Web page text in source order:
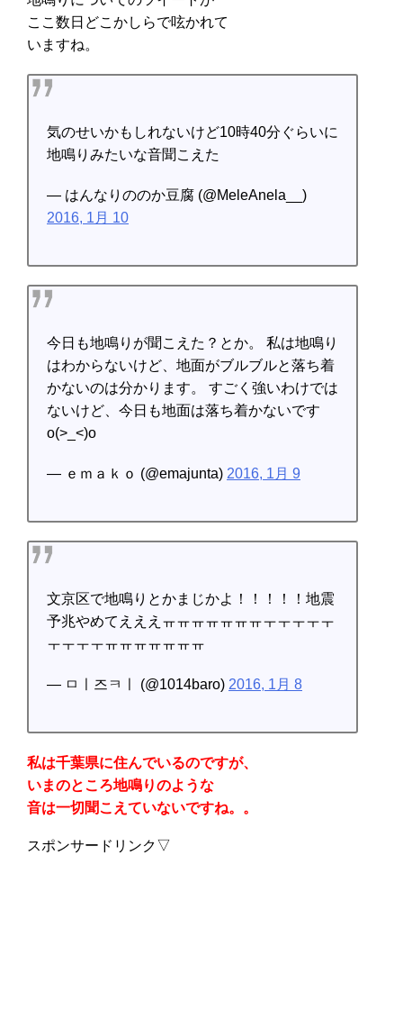
ここ数日どこかしらで呟かれて
いますね。
気のせいかもしれないけど10時40分ぐらいに
地鳴りみたいな音聞こえた
— はんなりののか豆腐 (@MeleAnela__)
2016, 1月 10
今日も地鳴りが聞こえた？とか。 私は地鳴り
はわからないけど、地面がブルブルと落ち着
かないのは分かります。 すごく強いわけでは
ないけど、今日も地面は落ち着かないです
o(>_<)o
— ｅｍａｋｏ (@emajunta) 2016, 1月 9
文京区で地鳴りとかまじかよ！！！！！地震
予兆やめてえええㅠㅠㅠㅠㅠㅠㅠㅜㅜㅜㅜㅜ
ㅜㅜㅜㅜㅠㅠㅠㅠㅠㅠㅠ
— ㅁㅣ즈ㅋㅣ (@1014baro) 2016, 1月 8
私は千葉県に住んでいるのですが、
いまのところ地鳴りのような
音は一切聞こえていないですね。。
スポンサードリンク▽